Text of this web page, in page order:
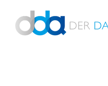
Inhalt
springen